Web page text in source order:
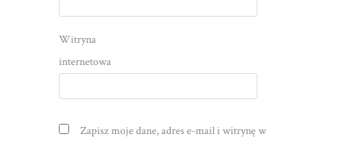
Witryna
internetowa
Zapisz moje dane, adres e-mail i witrynę w